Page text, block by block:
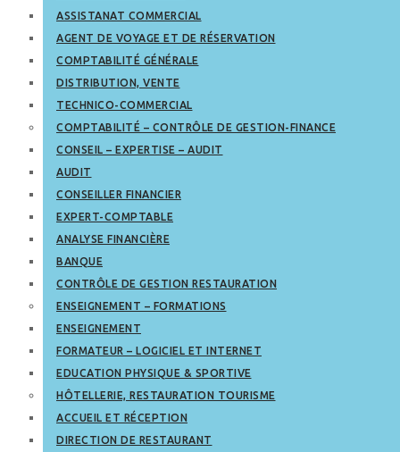
ASSISTANAT COMMERCIAL
AGENT DE VOYAGE ET DE RÉSERVATION
COMPTABILITÉ GÉNÉRALE
DISTRIBUTION, VENTE
TECHNICO-COMMERCIAL
COMPTABILITÉ – CONTRÔLE DE GESTION-FINANCE
CONSEIL – EXPERTISE – AUDIT
AUDIT
CONSEILLER FINANCIER
EXPERT-COMPTABLE
ANALYSE FINANCIÈRE
BANQUE
CONTRÔLE DE GESTION RESTAURATION
ENSEIGNEMENT – FORMATIONS
ENSEIGNEMENT
FORMATEUR – LOGICIEL ET INTERNET
EDUCATION PHYSIQUE & SPORTIVE
HÔTELLERIE, RESTAURATION TOURISME
ACCUEIL ET RÉCEPTION
DIRECTION DE RESTAURANT